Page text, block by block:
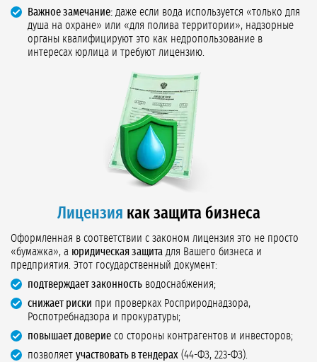
Важное замечание: даже если вода используется «только для
душа на охране» или «для полива территории», надзорные
органы квалифицируют это как недропользование в
интересах юрлица и требуют лицензию.
Лицензия как защита бизнеса
Оформленная в соответствии с законом лицензия это не просто
«бумажка», а юридическая защита для Вашего бизнеса и
предприятия. Этот государственный документ:
подтверждает законность водоснабжения;
снижает риски при проверках Росприроднадзора,
Роспотребнадзора и прокуратуры;
повышает доверие со стороны контрагентов и инвесторов;
позволяет участвовать в тендерах (44-ФЗ, 223-ФЗ).